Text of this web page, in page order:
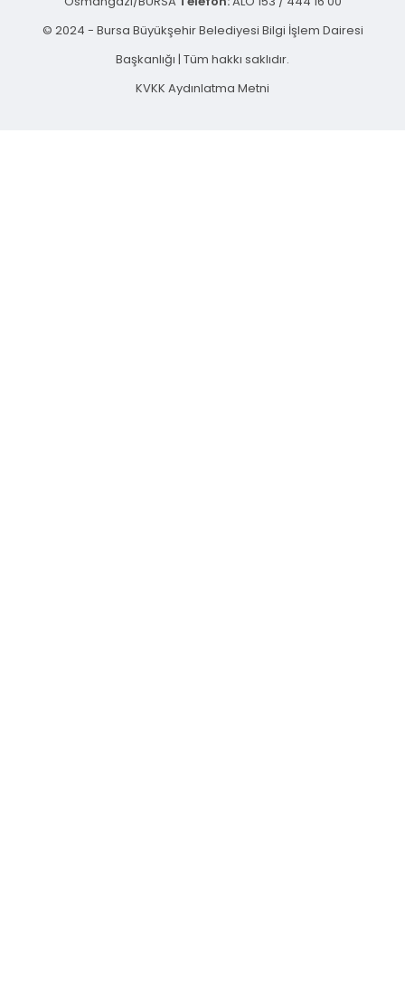
© 2024 - Bursa Büyükşehir Belediyesi Bilgi İşlem Dairesi
Başkanlığı | Tüm hakkı saklıdır.
KVKK Aydınlatma Metni